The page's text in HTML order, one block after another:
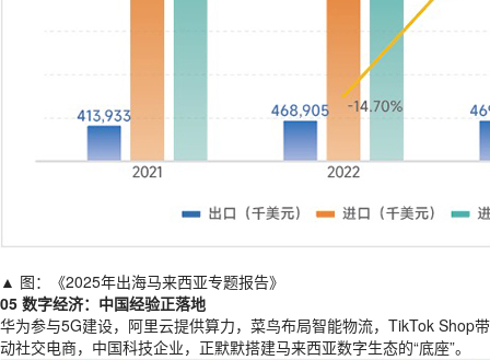
▲ 图：《2025年出海马来西亚专题报告》
05 数字经济：中国经验正落地
华为参与5G建设，阿里云提供算力，菜鸟布局智能物流，TikTok Shop带
动社交电商，中国科技企业，正默默搭建马来西亚数字生态的“底座”。